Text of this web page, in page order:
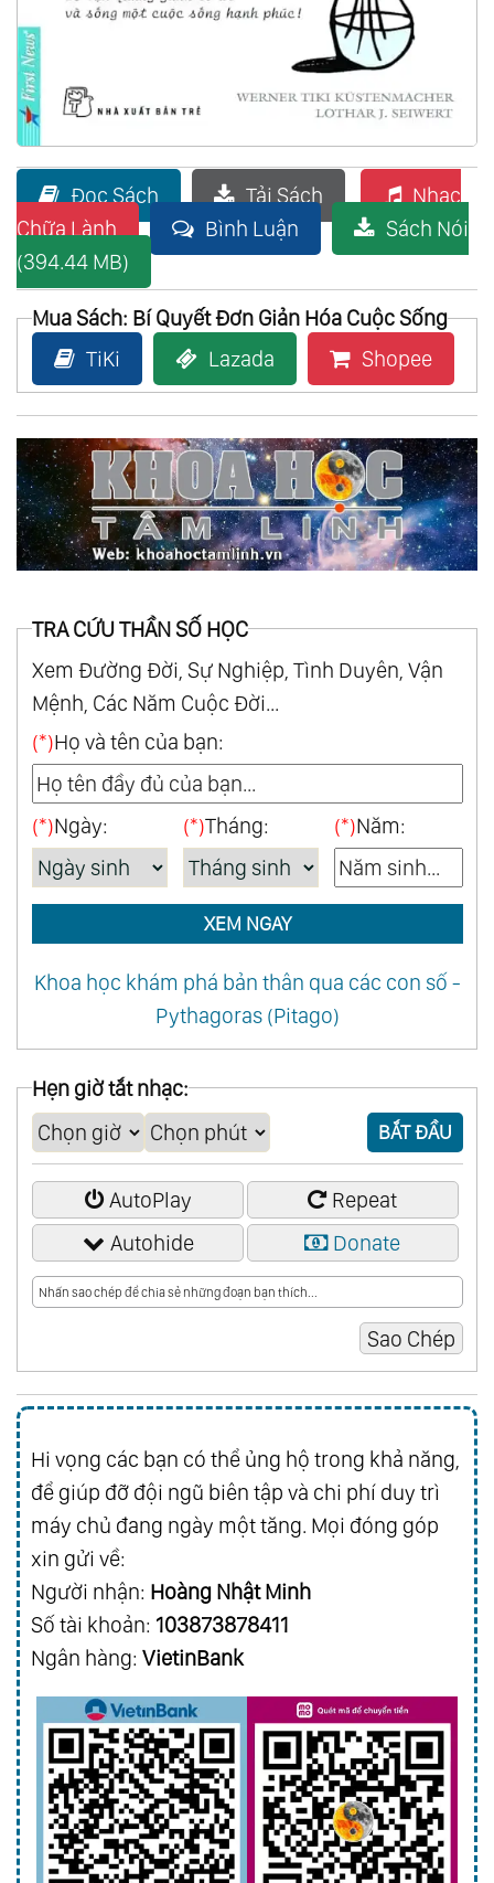
Đọc Sách Tải Sách
Nhạc
Chữa Lành
Bình Luận
Sách Nói
(394.44 MB)
Mua Sách: Bí Quyết Đơn Giản Hóa Cuộc Sống
TiKi
Lazada Shopee
TRA CỨU THẦN SỐ HỌC
Xem Đường Đời, Sự Nghiệp, Tình Duyên, Vận
Mệnh, Các Năm Cuộc Đời...
(*)Họ và tên của bạn:
(*)Ngày: (*)Tháng: (*)Năm:
XEM NGAY
Khoa học khám phá bản thân qua các con số -
Pythagoras (Pitago)
Hẹn giờ tắt nhạc:
BẮT ĐẦU
AutoPlay
Repeat
Autohide
Donate
Hi vọng các bạn có thể ủng hộ trong khả năng,
để giúp đỡ đội ngũ biên tập và chi phí duy trì
máy chủ đang ngày một tăng. Mọi đóng góp
xin gửi về:
Người nhận: Hoàng Nhật Minh
Số tài khoản: 103873878411
Ngân hàng: VietinBank